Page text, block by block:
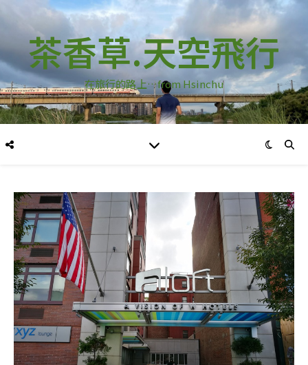
茶香草.天空飛行
在旅行的路上…from Hsinchu